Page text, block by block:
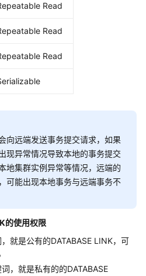
Read
Read
Read
向远端发送事务提交请求，如果
现异常情况导致本地的事务提交
地集群实例异常等情况，远端的
可能出现本地事务与远端事务不
的使用权限
就是公有的DATABASE LINK，可
，就是私有的的DATABASE